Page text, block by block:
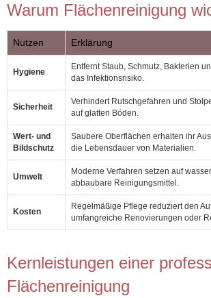
Warum Flächenreinigung
Nutzen Erklärung
Hygiene
Entfernt Staub, Schmutz, Bakterien
das Infektionsrisiko.
Sicherheit
Verhindert Rutschgefahren und
auf glatten Böden.
Wert- und
Bildschutz
Saubere Oberflächen erhalten ihr
die Lebensdauer von Materialien.
Umwelt
Moderne Verfahren setzen auf
abbaubare Reinigungsmittel.
Kosten
Regelmäßige Pflege reduziert den
umfangreiche Renovierungen oder
Kernleistungen einer
Flächenreinigung